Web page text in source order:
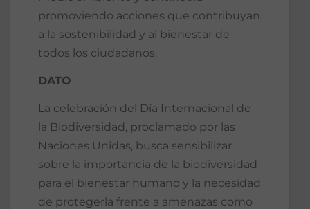
promoviendo acciones que contribuyan
a la sostenibilidad y al bienestar de
todos los ciudadanos.
DATO
La celebración del Día Internacional de
la Biodiversidad, proclamado por las
Naciones Unidas, busca sensibilizar
sobre la importancia de la biodiversidad
para el bienestar humano y la necesidad
de protegerla frente a amenazas como